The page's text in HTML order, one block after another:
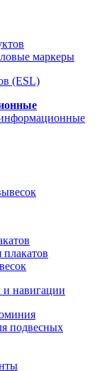
маркеры
(ESL)
навигации
подвесных